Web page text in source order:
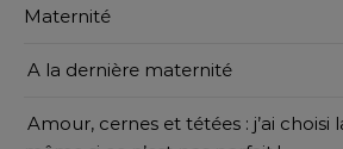
Maternité
A la dernière maternité
Amour, cernes et tétées : j’ai choisi